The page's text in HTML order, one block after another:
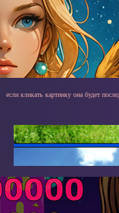
если кликать картинку она будет